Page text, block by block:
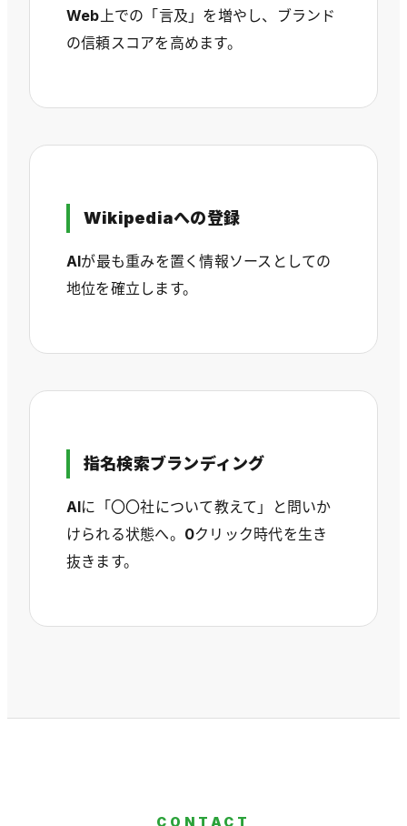
Web上での「言及」を増やし、ブランド
の信頼スコアを高めます。
Wikipediaへの登録
AIが最も重みを置く情報ソースとしての
地位を確立します。
指名検索ブランディング
AIに「〇〇社について教えて」と問いか
けられる状態へ。0クリック時代を生き
抜きます。
CONTACT